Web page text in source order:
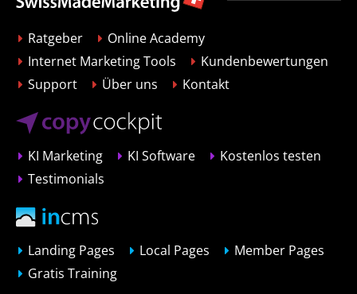
Ratgeber
Online Academy
Internet Marketing Tools
Kundenbewertungen
Support
Über uns Kontakt
KI Marketing KI Software
Kostenlos testen
Testimonials
Landing Pages Local Pages
Member Pages
Gratis Training